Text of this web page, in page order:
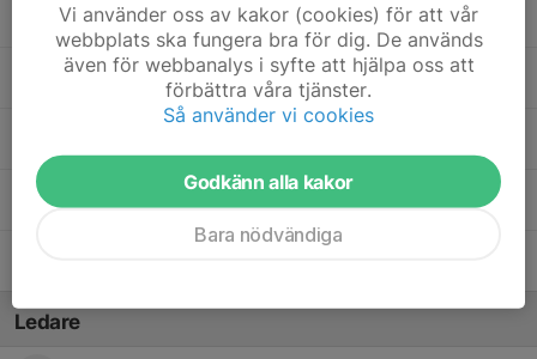
Nils Rydberg
Olle Sönnerby
Ledare
Vi använder oss av kakor (cookies) för att vår
webbplats ska fungera bra för dig. De används
även för webbanalys i syfte att hjälpa oss att
förbättra våra tjänster.
Så använder vi cookies
Godkänn alla kakor
Bara nödvändiga